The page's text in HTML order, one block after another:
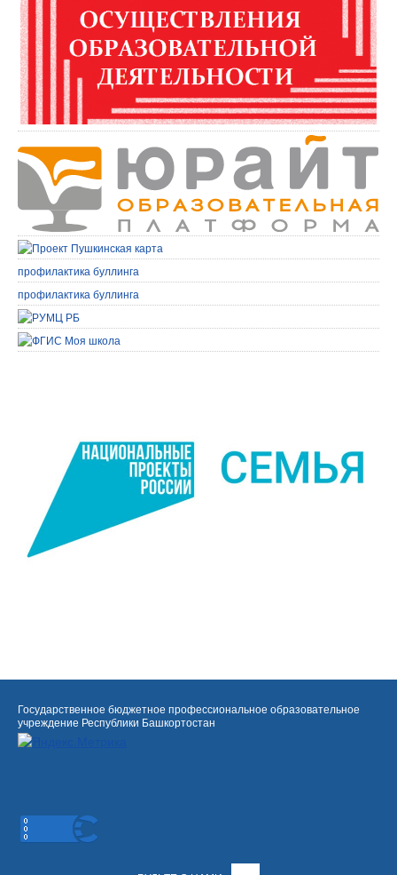
профилактика буллинга
профилактика буллинга
Государственное бюджетное профессиональное образовательное
учреждение Республики Башкортостан